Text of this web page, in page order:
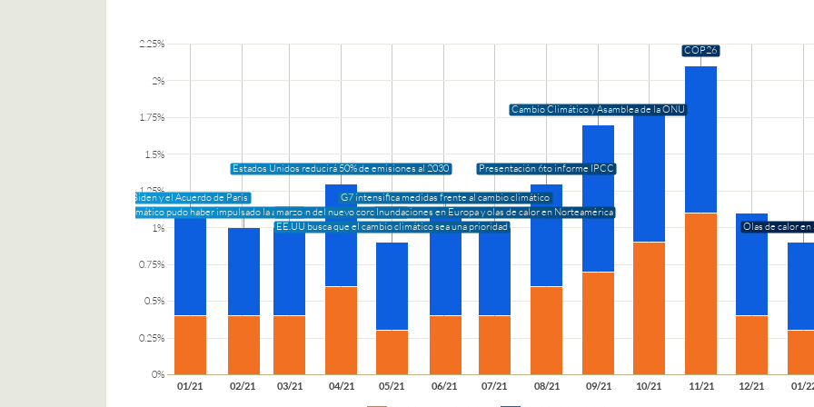
01/21 02/21 03/21 04/21 05/21 06/21 07/21 08/21 09/21 10/21 11/21 12/21 01/
0%
0.25%
0.5%
0.75%
1%
1.25%
1.5%
1.75%
2%
2.25%
Biden y el Acuerdo de París
El cambio climático pudo haber impulsado la aparición del nuevo coronavirus
marzo
Estados Unidos reducirá 50% de emisiones al 2030
EE.UU busca que el cambio climático sea una prioridad
G7 intensifica medidas frente al cambio climático
Inundaciones en Europa y olas de calor en Norteamérica
Presentación 6to informe IPCC
Cambio Climático y Asamblea de la ONU
COP26
Olas de calor en